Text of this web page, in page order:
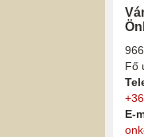
Fő
E-